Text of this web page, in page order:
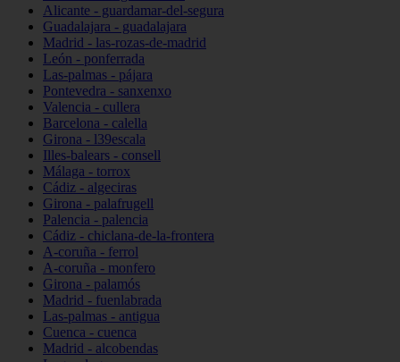
Alicante - guardamar-del-segura
Guadalajara - guadalajara
Madrid - las-rozas-de-madrid
León - ponferrada
Las-palmas - pájara
Pontevedra - sanxenxo
Valencia - cullera
Barcelona - calella
Girona - l39escala
Illes-balears - consell
Málaga - torrox
Cádiz - algeciras
Girona - palafrugell
Palencia - palencia
Cádiz - chiclana-de-la-frontera
A-coruña - ferrol
A-coruña - monfero
Girona - palamós
Madrid - fuenlabrada
Las-palmas - antigua
Cuenca - cuenca
Madrid - alcobendas